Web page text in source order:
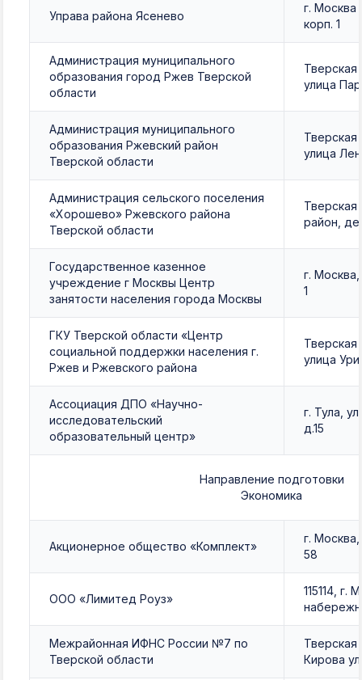
Управа района Ясенево
г. Москва
корп. 1
Администрация муниципального
образования город Ржев Тверской
области
улица
Администрация муниципального
образования Ржевский район
Тверской области
улица
Администрация сельского поселения
«Хорошево» Ржевского района
Тверской области
Тверская
район,
Государственное казенное
учреждение г Москвы Центр
занятости населения города Москвы
г.
1
ГКУ Тверской области «Центр
социальной поддержки населения г.
Ржев и Ржевского района
улица
Ассоциация ДПО «Научно-
исследовательский
образовательный центр»
г. Тула,
д.15
Направление подготовки
Экономика
Акционерное общество «Комплект»
г.
58
ООО «Лимитед Роуз»
115114, г.
Межрайонная ИФНС России №7 по
Тверской области
Тверская
Кирова